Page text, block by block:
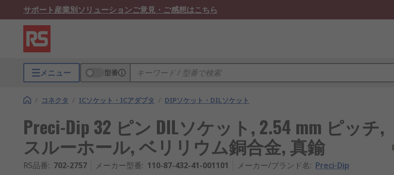
サポート産業別ソリューションご意見・ご感想はこちら
メニュー 型番
/ コネクタ / ICソケット・ICアダプタ / DIPソケット・DILソケット
Preci-Dip 32 ピン DILソケット, 2.54 mm ピッチ,
スルーホール, ベリリウム銅合金, 真鍮
RS品番: 702-2757 メーカー型番: 110-87-432-41-001101 メーカー/ブランド名: Preci-Dip